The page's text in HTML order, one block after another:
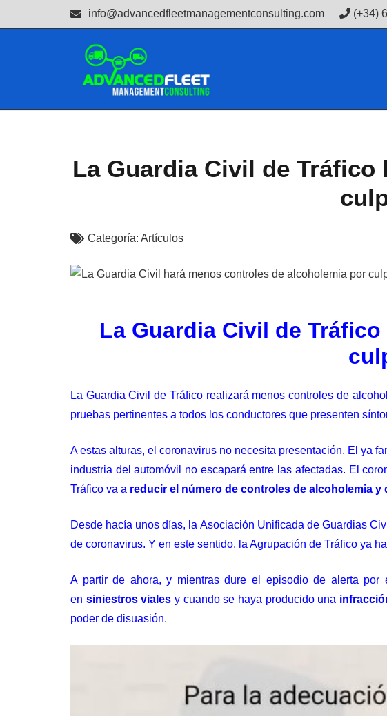
info@advancedfleetmanagementconsulting.com (+34)
La Guardia Civil de
Categoría: Artículos
La Guardia Civil de
La Guardia Civil de Tráfico realizará menos controles de
pruebas pertinentes a todos los conductores que presenten
A estas alturas, el coronavirus no necesita presentación. El ya
industria del automóvil no escapará entre las afectadas. El
Tráfico va a reducir el número de controles de alcoholemia
Desde hacía unos días, la Asociación Unificada de Guardias
de coronavirus. Y en este sentido, la Agrupación de Tráfico ya
A partir de ahora, y mientras dure el episodio de alerta por
en siniestros viales y cuando se haya producido una
poder de disuasión.